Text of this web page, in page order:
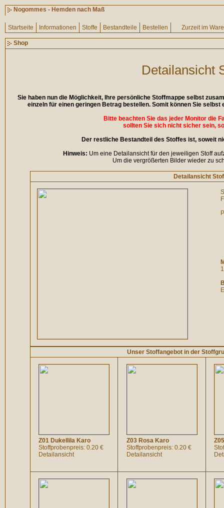
Nogommes - Hemden nach Maß
Startseite Informationen Stoffe Bestandteile Bestellen Zurzeit im
Shop
Detailansicht
Sie haben nun die Möglichkeit, Ihre persönliche Stoffmappe selbst
einzeln für einen geringen Betrag bestellen. Somit können Sie
Bitte beachten Sie das jeder Monitor die
sollten Sie sich nicht sicher sein,
Der restliche Bestandteil des Stoffes ist, soweit
Hinweis: Um eine Detailansicht für den jeweiligen Stoff
Um die vergrößerten Bilder wieder zu
Detailansicht
Unser Stoffangebot in der
Z01 Dukellila Karo
Stoffprobenpreis: 0.20 €
Detailansicht
Z03 Rosa Karo
Stoffprobenpreis: 0.20 €
Detailansicht